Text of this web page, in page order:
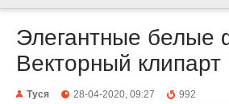
Элегантные белые
Векторный клипарт
Туся 28-04-2020, 09:27
992